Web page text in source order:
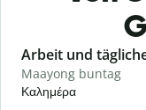
Slide 1 of 6
Arbeit und
Maayong buntag
Καλημέρα